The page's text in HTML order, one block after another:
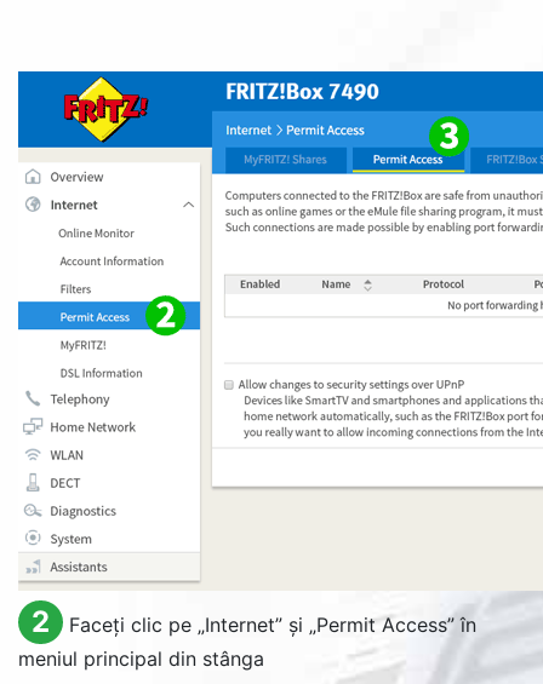
2 Faceți clic pe „Internet” și „Permit Access” în
meniul principal din stânga